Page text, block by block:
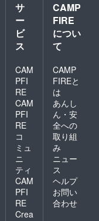
サ
ー
ビ
ス
CAM
PFI
RE
CAM
PFI
RE
コ
ミュ
ニ
ティ
CAM
PFI
RE
Crea
CAMP
FIRE
につい
て
CAMP
FIREと
は
あんし
ん・安
全への
取り組
み
ニュー
ス
ヘルプ
お問い
合わせ